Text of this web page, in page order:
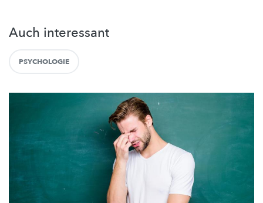
Auch interessant
PSYCHOLOGIE